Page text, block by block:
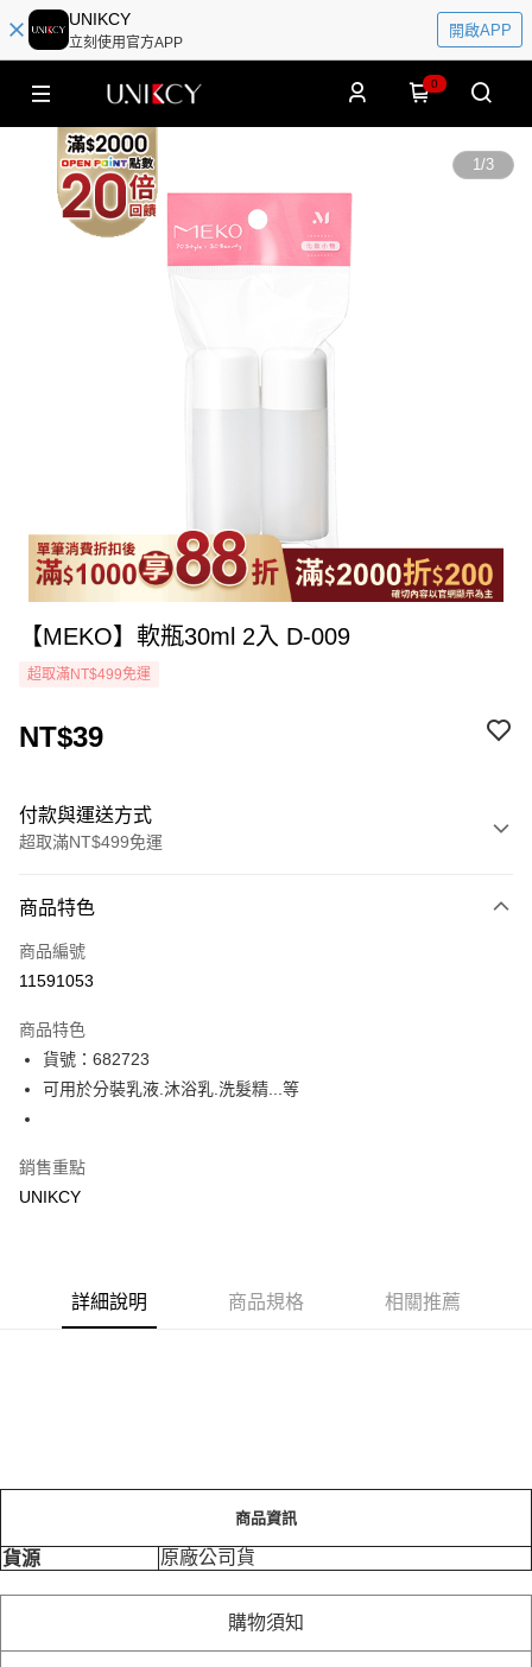
UNIKCY
立刻使用官方APP
開啟APP
0
1/3
【MEKO】軟瓶30ml 2入 D-009
超取滿NT$499免運
NT$39
付款與運送方式
超取滿NT$499免運
icash Pay
信用卡一次付款
LINE Pay
Apple Pay
7-11取貨付款［需3-5個工作天不含預購商品］
每筆NT$100，滿NT$799(含以上)免運費
商品特色
商品編號
11591053
商品特色
貨號：682723
可用於分裝乳液.沐浴乳.洗髮精...等
銷售重點
UNIKCY
詳細說明 商品規格 相關推薦
商品資訊
貨源 原廠公司貨
購物須知